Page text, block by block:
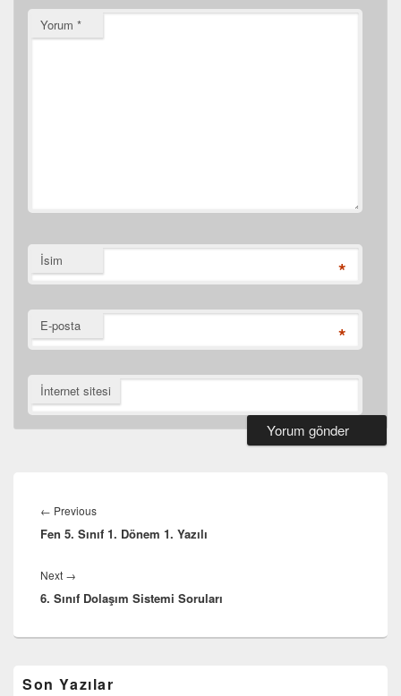
Yorum *
İsim *
E-posta *
İnternet sitesi
gezinmesi
← PreviousPrevious
post:
Fen 5. Sınıf 1. Dönem 1. Yazılı
Next →
post:
6. Sınıf Dolaşım Sistemi Soruları
yan
Son Yazılar